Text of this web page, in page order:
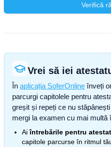
Verifică
Vrei să iei
În aplicația SoferOnline înveți
parcurgi capitolele pentru
greșit și repeți ce nu
mergi la examen cu mai multă
Aiîntrebările pentru
capitole parcurse în ritmul